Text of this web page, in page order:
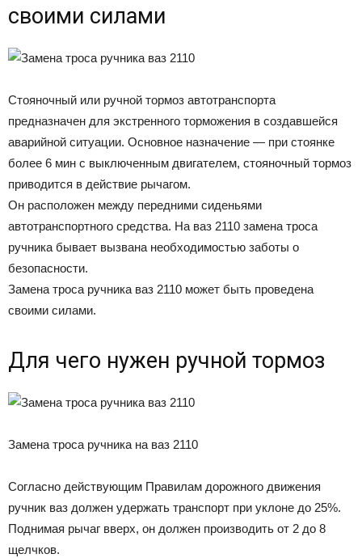
своими силами
Стояночный или ручной тормоз автотранспорта
предназначен для экстренного торможения в создавшейся
аварийной ситуации. Основное назначение — при стоянке
более 6 мин с выключенным двигателем, стояночный тормоз
приводится в действие рычагом.
Он расположен между передними сиденьями
автотранспортного средства. На ваз 2110 замена троса
ручника бывает вызвана необходимостью заботы о
безопасности.
Замена троса ручника ваз 2110 может быть проведена
своими силами.
Для чего нужен ручной тормоз
Замена троса ручника на ваз 2110
Согласно действующим Правилам дорожного движения
ручник ваз должен удержать транспорт при уклоне до 25%.
Поднимая рычаг вверх, он должен производить от 2 до 8
щелчков.